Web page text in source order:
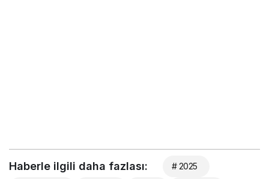
Haberle ilgili daha fazlası: # 2025